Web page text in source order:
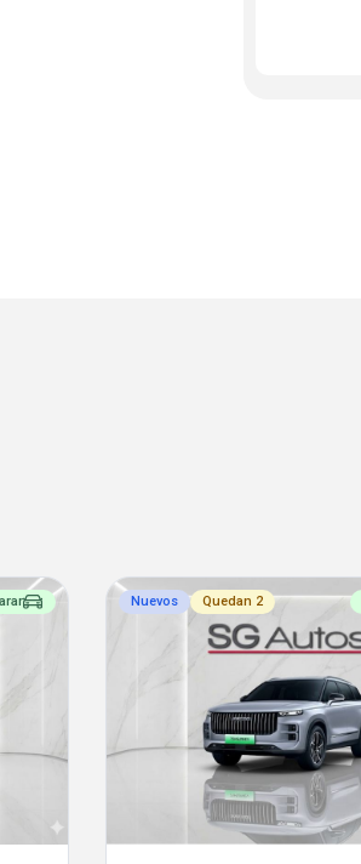
Nuevos Quedan 2